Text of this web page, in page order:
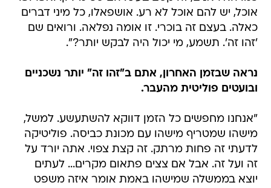
אוכל, יש להם אוכל לא רע. אושפאלו, כל מיני דברים
כאלה. בעצם זה בוכרי. זו אומה נפלאה. ורואים שם
'זהו זה'. תשמע, מי יכול היה לבקש יותר?".
נראה שבזמן האחרון, אתם ב"זהו זה" יותר נשכניים
ובועטים פוליטית מהעבר.
"אנחנו מחפשים כל הזמן דווקא להשתעשע. למשל,
מישהו שמטריף מישהו עם מכונת כביסה. פוליטיקה
לדעתי זה פחות מרתק. זה קצת צפוי. אתה יורד על
זה ועל זה. אבל אם צצים פתאום מקרים... לעתים
יוצא בממשלה שמישהו באמת אומר איזה משפט